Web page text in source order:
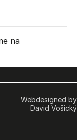
na
Webdesigned by
David Vošický